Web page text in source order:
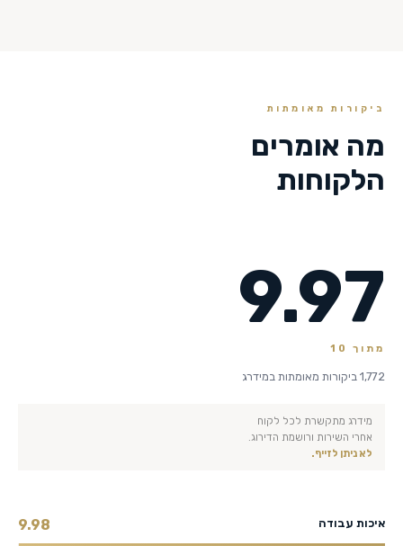
ביקורות מאומתות
מה אומרים
הלקוחות
9.97
מתוך 10
1,772 ביקורות מאומתות במידרג
מידרג מתקשרת לכל לקוח
אחרי השירות ורושמת הדירוג.
לא ניתן לזייף.
איכות עבודה 9.98